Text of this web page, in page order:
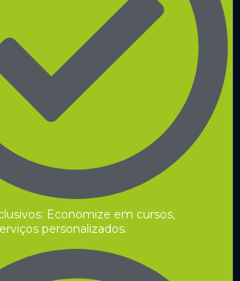
Economize em cursos,
personalizados.